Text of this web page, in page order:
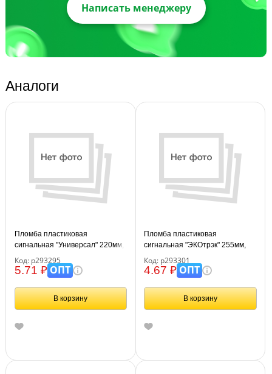
Написать менеджеру
Аналоги
Пломба пластиковая
сигнальная "Универсал" 220мм,
Код: р293295
5.71 ₽ОПТ
В корзину
Пломба пластиковая
сигнальная "ЭКОтрэк" 255мм,
Код: р293301
4.67 ₽ОПТ
В корзину